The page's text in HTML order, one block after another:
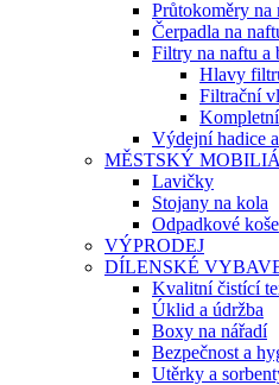
Průtokoměry na
Čerpadla na
Filtry na naftu a
Hlavy
Filtrační
Výdejní hadice
MĚSTSKÝ
Lavičky
Stojany na kola
Odpadkové koše
VÝPRODEJ
DÍLENSKÉ
Kvalitní čistící
Úklid a údržba
Boxy na nářadí
Bezpečnost a
Utěrky a